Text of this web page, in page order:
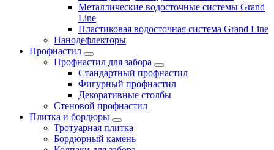
Металлические водосточные системы Grand
Line
Пластиковая водосточная система Grand Line
Нанодефлекторы
Профнастил
Профнастил для забора
Стандартный профнастил
Фигурный профнастил
Декоративные столбы
Стеновой профнастил
Плитка и бордюры
Тротуарная плитка
Бордюрный камень